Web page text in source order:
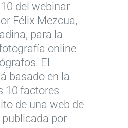
del webinar
Félix Mezcua,
para la
online
El
basado en la
10 factores
de una web de
publicada por
a
c
i
ó
n
p
a
r
a
o
s
d
e
f
o
t
o
g
2
4
b
a
n
c
o
s
d